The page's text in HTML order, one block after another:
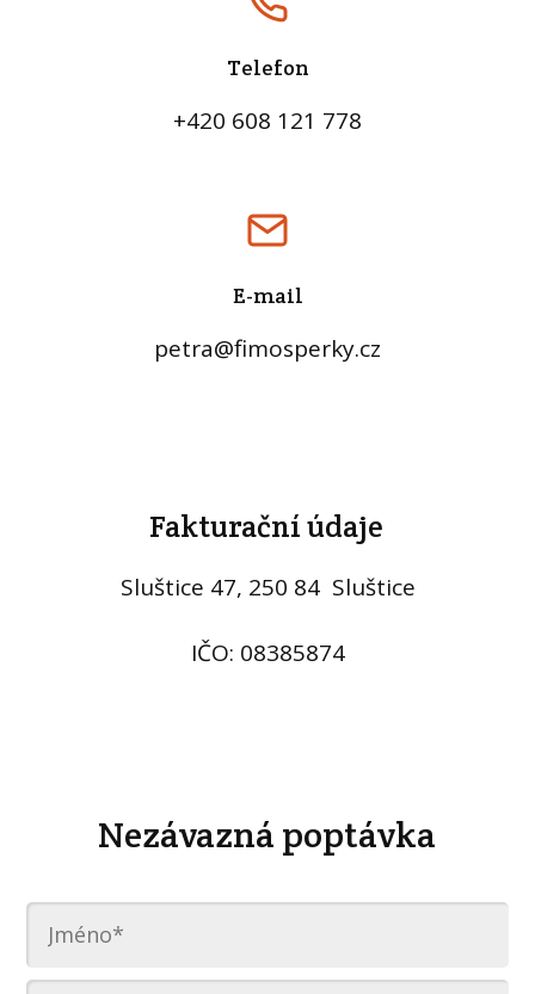
Telefon
+420 608 121 778
E-mail
petra@fimosperky.cz
Fakturační údaje
Sluštice 47, 250 84 Sluštice
IČO: 08385874
Nezávazná poptávka